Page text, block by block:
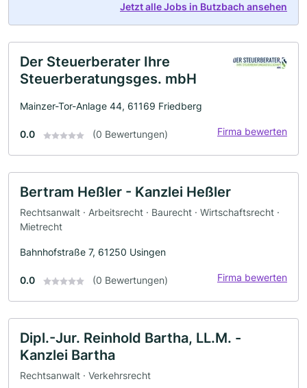
Jetzt alle Jobs in Butzbach ansehen
Der Steuerberater Ihre
Steuerberatungsges. mbH
Mainzer-Tor-Anlage 44, 61169 Friedberg
0.0 (0 Bewertungen) Firma bewerten
Bertram Heßler - Kanzlei Heßler
Rechtsanwalt · Arbeitsrecht · Baurecht · Wirtschaftsrecht ·
Mietrecht
Bahnhofstraße 7, 61250 Usingen
0.0 (0 Bewertungen) Firma bewerten
Dipl.-Jur. Reinhold Bartha, LL.M. -
Kanzlei Bartha
Rechtsanwalt · Verkehrsrecht